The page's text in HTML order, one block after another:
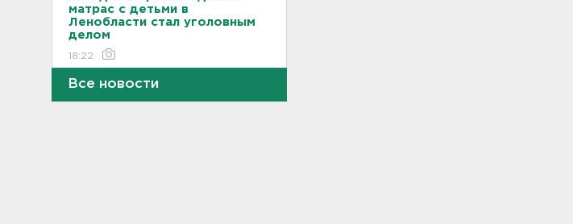
матрас с детьми в
Ленобласти стал уголовным
делом
18:22
Все новости